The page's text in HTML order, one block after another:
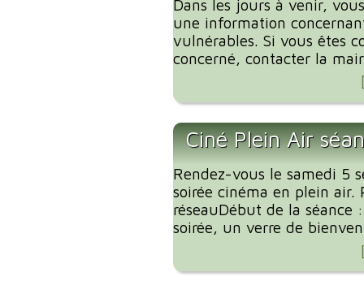
Dans les jours à venir,
une information
vulnérables. Si vous êtes
concerné, contacter la
Ciné Plein Air
Rendez-vous le samedi 5
soirée cinéma en plein
réseauDébut de la
soirée, un verre de